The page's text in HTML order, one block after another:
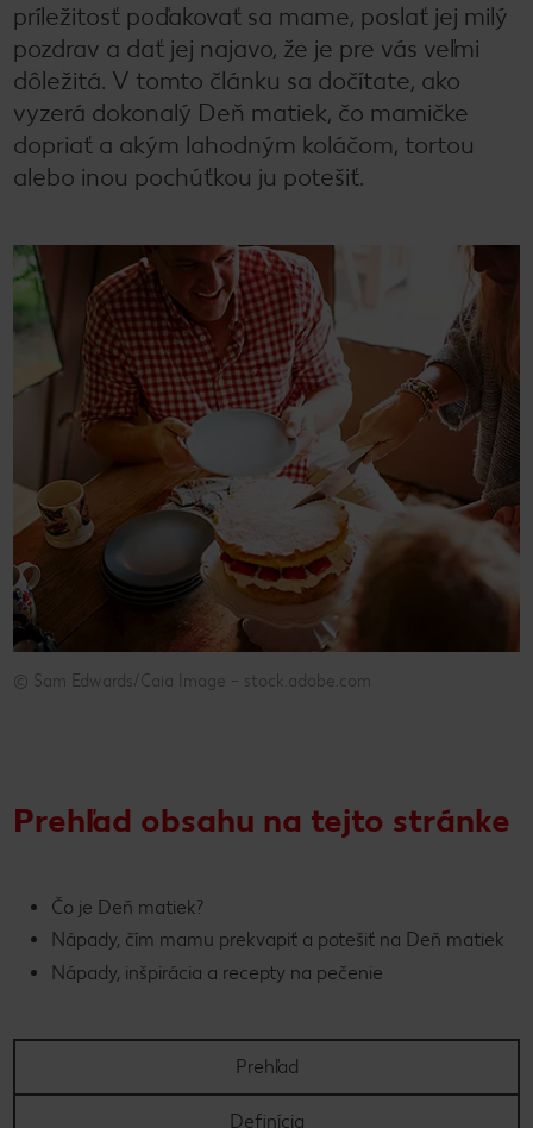
príležitosť poďakovať sa mame, poslať jej milý
pozdrav a dať jej najavo, že je pre vás veľmi
dôležitá. V tomto článku sa dočítate, ako
vyzerá dokonalý Deň matiek, čo mamičke
dopriať a akým lahodným koláčom, tortou
alebo inou pochúťkou ju potešiť.
© Sam Edwards/Caia Image – stock.adobe.com
© Sam Edwards/Caia Image – stock.adobe.com
Prehľad obsahu na tejto stránke
Čo je Deň matiek?
Nápady, čím mamu prekvapiť a potešiť na Deň matiek
Nápady, inšpirácia a recepty na pečenie
Prehľad
Definícia